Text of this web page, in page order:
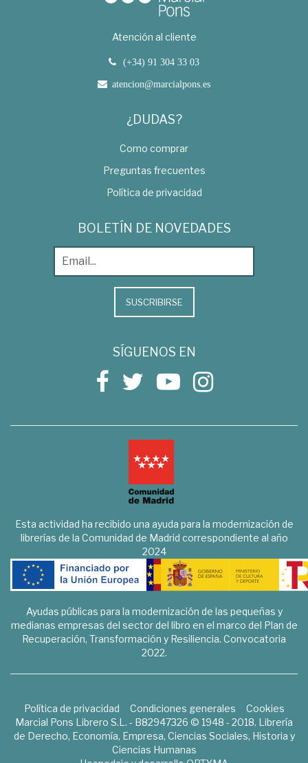
Atención al cliente
(+34) 91 304 33 03
atencion@marcialpons.es
¿DUDAS?
Como comprar
Preguntas frecuentes
Política de privacidad
BOLETÍN DE NOVEDADES
SUSCRIBIRSE
SÍGUENOS EN
Esta actividad ha recibido una ayuda para la modernización de
librerías de la Comunidad de Madrid correspondiente al año
2024
Ayudas públicas para la modernización de las pequeñas y
medianas empresas del sector del libro en el marco del Plan de
Recuperación, Transformación y Resiliencia. Convocatoria
2022.
Política de privacidad Condiciones generales
Cookies
Marcial Pons Librero S.L. - B82947326 © 1948 - 2018. Librería
de Derecho, Economía, Empresa, Ciencias Sociales, Historia y
Ciencias Humanas